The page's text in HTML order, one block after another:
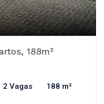
188m²
2 Vagas 188 m²